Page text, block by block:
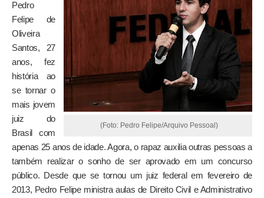
(Foto: Pedro Felipe/Arquivo Pessoal)
Pedro
Felipe de
Oliveira
Santos, 27
anos, fez
história ao
se tornar o
mais jovem
juiz do
Brasil com
apenas 25 anos de idade. Agora, o rapaz auxilia outras pessoas a
também realizar o sonho de ser aprovado em um concurso
público. Desde que se tornou um juiz federal em fevereiro de
2013, Pedro Felipe ministra aulas de Direito Civil e Administrativo